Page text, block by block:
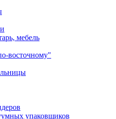
мебель
восточному"
упаковщиков